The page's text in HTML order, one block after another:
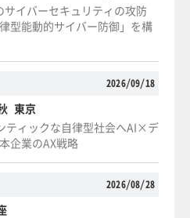
サイバーセキュリティの攻防
型能動的サイバー防御」を構
2026/09/18
東京
ティックな自律型社会へAI×デ
企業のAX戦略
2026/08/28